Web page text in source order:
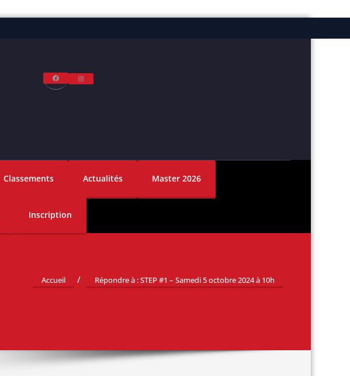
FacebookInstagram
Classements Actualités Master 2026
Inscription
Accueil Répondre à : STEP #1 – Samedi 5 octobre 2024 à 10h